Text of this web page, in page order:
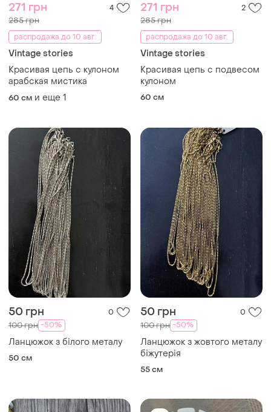
271 грн 4
285 грн
распродажа до 10 авг.
Vintage stories
Красивая цепь с кулоном
арабская мистика
60 см и еще 1
271 грн 2
285 грн
распродажа до 10 авг.
Vintage stories
Красивая цепь с подвесом
кулоном
60 см
50 грн 0
100 грн -50%
Ланцюжок з білого металу
50 см
50 грн 0
100 грн -50%
Ланцюжок з жовтого металу
біжутерія
55 см